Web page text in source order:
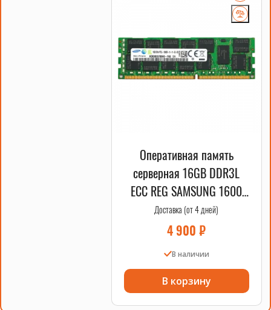
Оперативная память
серверная 16GB DDR3L
ECC REG SAMSUNG 1600
MHz 2Rx4 OEM
Доставка (от 4 дней)
4 900₽
В наличии
В корзину